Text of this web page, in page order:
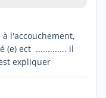
à l'accouchement,
(e) ect ............. il
expliquer